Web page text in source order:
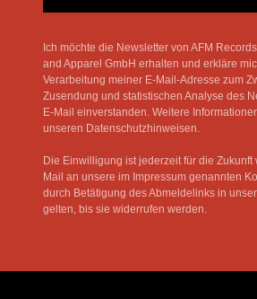
Ich möchte die Newsletter von AFM
and Apparel GmbH erhalten und erkläre
Verarbeitung meiner E-Mail-Adresse zum
Zusendung und statistischen Analyse des
E-Mail einverstanden. Weitere
unseren Datenschutzhinweisen.
Die Einwilligung ist jederzeit für die Zukunft
Mail an unsere im Impressum genannten
durch Betätigung des Abmeldelinks in
gelten, bis sie widerrufen werden.